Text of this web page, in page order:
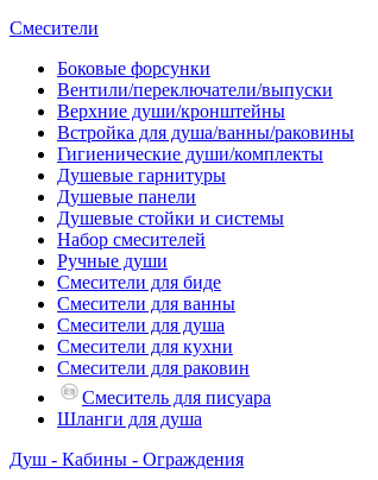
Смесители
Боковые форсунки
Вентили/переключатели/выпуски
Верхние души/кронштейны
Встройка для душа/ванны/раковины
Гигиенические души/комплекты
Душевые гарнитуры
Душевые панели
Душевые стойки и системы
Набор смесителей
Ручные души
Смесители для биде
Смесители для ванны
Смесители для душа
Смесители для кухни
Смесители для раковин
Смеситель для писуара
Шланги для душа
Душ - Кабины - Ограждения